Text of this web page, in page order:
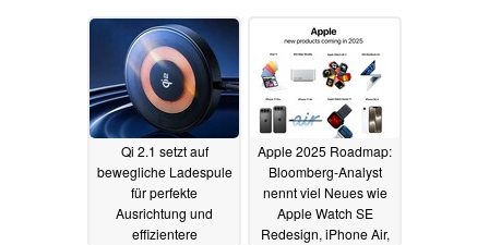
Qi 2.1 setzt auf
bewegliche Ladespule
für perfekte
Ausrichtung und
effizientere
Apple 2025 Roadmap:
Bloomberg-Analyst
nennt viel Neues wie
Apple Watch SE
Redesign, iPhone Air,